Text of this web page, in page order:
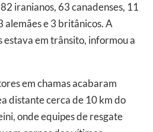
iranianos, 63 canadenses, 11
alemães e 3 britânicos. A
estava em trânsito, informou a
em chamas acabaram
distante cerca de 10 km do
onde equipes de resgate